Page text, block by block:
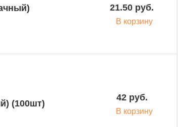
21.50 руб.
В корзину
(100шт)
42 руб.
В корзину